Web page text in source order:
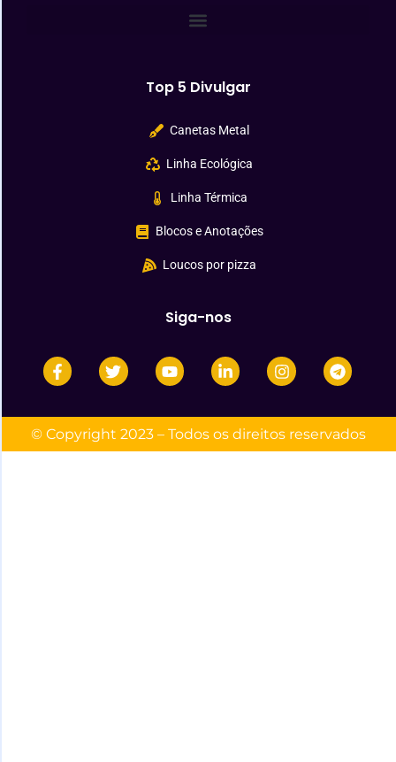
Top 5 Divulgar
Canetas Metal
Linha Ecológica
Linha Térmica
Blocos e Anotações
Loucos por pizza
Siga-nos
© Copyright 2023 – Todos os direitos reservados